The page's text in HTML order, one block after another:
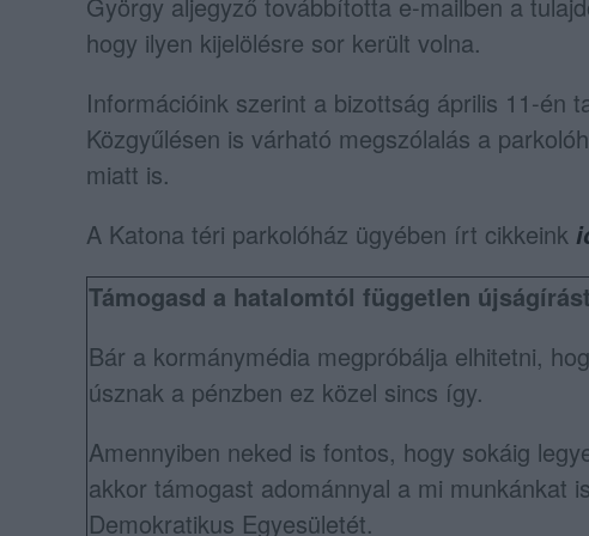
hogy ilyen kijelölésre sor került volna.
Információink szerint a bizottság április 11-én
Közgyűlésen is várható megszólalás a
miatt is.
A Katona téri parkolóház ügyében írt cikkeink
Támogasd a hatalomtól független
Bár a kormánymédia megpróbálja elhitetni,
úsznak a pénzben ez közel sincs így.
Amennyiben neked is fontos, hogy sokáig
akkor támogast adománnyal a mi munkánkat
Demokratikus Egyesületét.